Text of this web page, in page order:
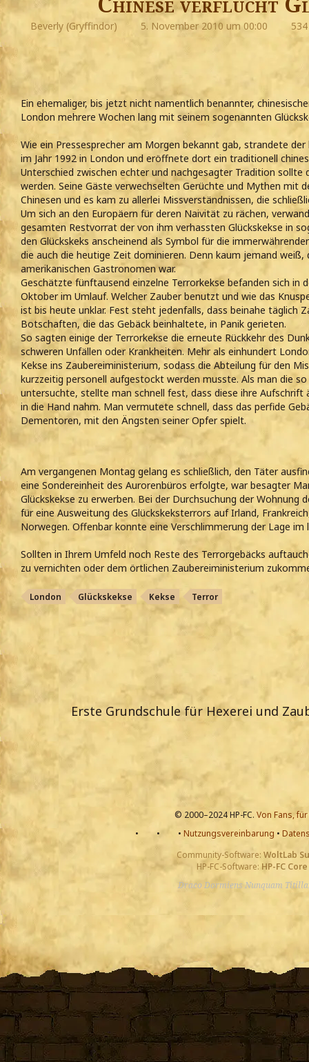
Beverly (Gryffindor) 5. November 2010 um 00:00
Ein ehemaliger, bis jetzt nicht namentlich benannter,
London mehrere Wochen lang mit seinem sogenannten
Wie ein Pressesprecher am Morgen bekannt gab, strandete
im Jahr 1992 in London und eröffnete dort ein traditionell
Unterschied zwischen echter und nachgesagter Tradition sollte
werden. Seine Gäste verwechselten Gerüchte und Mythen mit
Chinesen und es kam zu allerlei Missverständnissen, die
Um sich an den Europäern für deren Naivität zu rächen,
gesamten Restvorrat der von ihm verhassten Glückskekse in
den Glückskeks anscheinend als Symbol für die
die auch die heutige Zeit dominieren. Denn kaum jemand weiß,
amerikanischen Gastronomen war.
Geschätzte fünftausend einzelne Terrorkekse befanden sich in
Oktober im Umlauf. Welcher Zauber benutzt und wie das
ist bis heute unklar. Fest steht jedenfalls, dass beinahe täglich
Botschaften, die das Gebäck beinhaltete, in Panik gerieten.
So sagten einige der Terrorkekse die erneute Rückkehr des
schweren Unfällen oder Krankheiten. Mehr als einhundert
Kekse ins Zaubereiministerium, sodass die Abteilung für den
kurzzeitig personell aufgestockt werden musste. Als man die
untersuchte, stellte man schnell fest, dass diese ihre Aufschrift
in die Hand nahm. Man vermutete schnell, dass das perfide
Dementoren, mit den Ängsten seiner Opfer spielt.
Am vergangenen Montag gelang es schließlich, den Täter
eine Sondereinheit des Aurorenbüros erfolgte, war besagter
Glückskekse zu erwerben. Bei der Durchsuchung der Wohnung
für eine Ausweitung des Glückskeksterrors auf Irland,
Norwegen. Offenbar konnte eine Verschlimmerung der Lage
Sollten in Ihrem Umfeld noch Reste des Terrorgebäcks
zu vernichten oder dem örtlichen Zaubereiministerium
London Glückskekse Kekse Terror
Erste Grundschule für Hexerei und
© 2000–2024 HP-FC. Von Fans,
•
• • Nutzungsvereinbarung •
Community-Software: WoltLab
HP-FC-Software: HP-FC Core
Draco Dormiens Nunquam